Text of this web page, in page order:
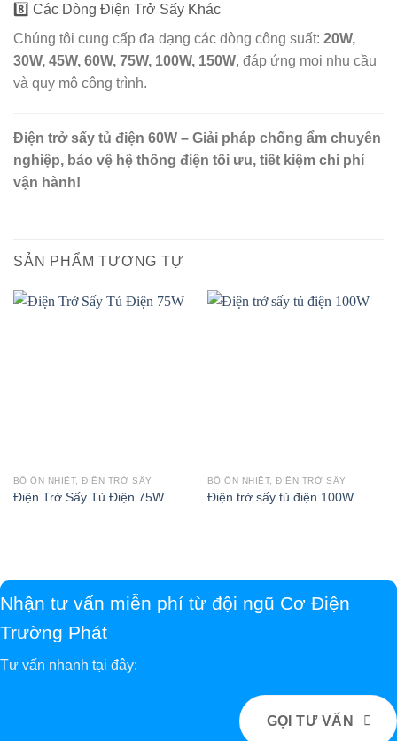
8️⃣ Các Dòng Điện Trở Sấy Khác
Chúng tôi cung cấp đa dạng các dòng công suất: 20W,
30W, 45W, 60W, 75W, 100W, 150W, đáp ứng mọi nhu cầu
và quy mô công trình.
Điện trở sấy tủ điện 60W – Giải pháp chống ẩm chuyên
nghiệp, bảo vệ hệ thống điện tối ưu, tiết kiệm chi phí
vận hành!
SẢN PHẨM TƯƠNG TỰ
BỘ ỔN NHIỆT, ĐIỆN TRỞ SẤY
Điện Trở Sấy Tủ Điện 75W
BỘ ỔN NHIỆT, ĐIỆN TRỞ SẤY
Điện trở sấy tủ điện 100W
Nhận tư vấn miễn phí từ đội ngũ Cơ Điện
Trường Phát
Tư vấn nhanh tại đây:
GỌI TƯ VẤN